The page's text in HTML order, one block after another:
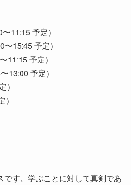
11:15 予定）
〜15:45 予定）
11:15 予定）
13:00 予定）
）
す。学ぶことに対して真剣であ